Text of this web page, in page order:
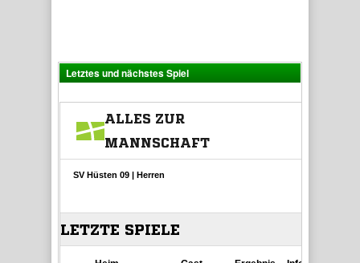
Letztes und nächstes Spiel